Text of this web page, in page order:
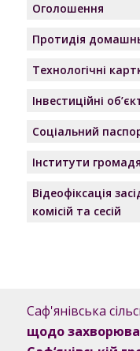
Оголошення
Протидія
Технологічні
Інвестиційні
Соціальний
Інститути
Відеофіксація
комісій та сесій
Саф'янівська
щодо